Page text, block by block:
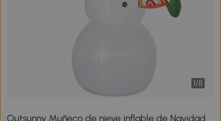
1/8
Outsunny Muñeco de nieve inflable de Navidad